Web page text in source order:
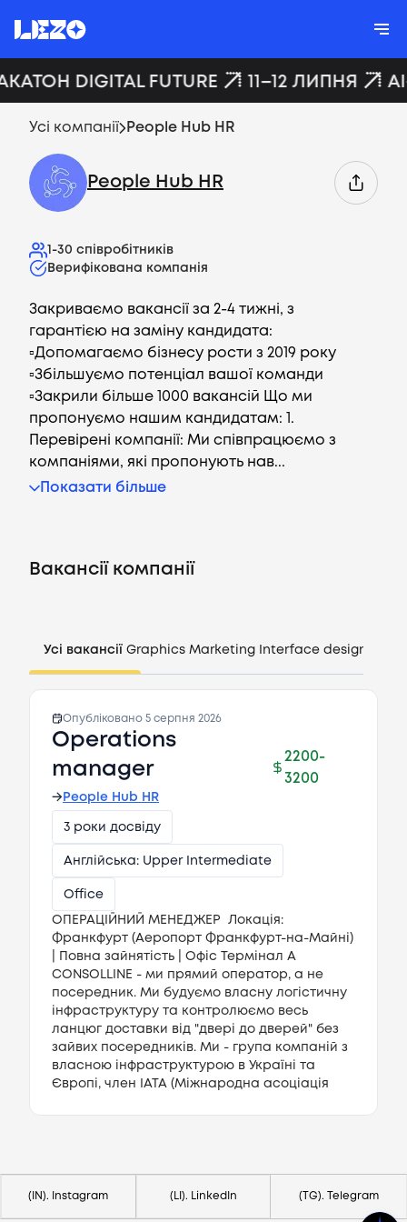
Увійти
DIGITAL FUTURE 11–12 ЛИПНЯ
Усі компанії People Hub HR
People Hub HR
1-30 співробітників
Верифікована компанія
Закриваємо вакансії за 2-4 тижні, з
гарантією на заміну кандидата:
▫️Допомагаємо бізнесу рости з 2019 року
▫️Збільшуємо потенціал вашої команди
▫️Закрили більше 1000 вакансій Що ми
пропонуємо нашим кандидатам: 1.
Перевірені компанії: Ми співпрацюємо з
компаніями, які пропонують нав...
Показати більше
Вакансії компанії
Усі вакансії Graphics Marketing Interface design
Опубліковано 5 серпня 2026
Operations
manager
→ People Hub HR
2200-
3200
3 роки досвіду
Англійська: Upper Intermediate
Office
ОПЕРАЦІЙНИЙ МЕНЕДЖЕР Локація:
Франкфурт (Аеропорт Франкфурт-на-Майні)
| Повна зайнятість | Офіс Термінал А
CONSOLLINE - ми прямий оператор, а не
посередник. Ми будуємо власну логістичну
інфраструктуру та контролюємо весь
ланцюг доставки від "двері до дверей" без
зайвих посередників. Ми - група компаній з
власною інфраструктурою в Україні та
Європі, член IATA (Міжнародна асоціація
менеджера, який стане "очима та руками"
компанії в аэропорту Франкфурта. Наш
(IN). Instagram (LI). LinkedIn (TG). Telegram